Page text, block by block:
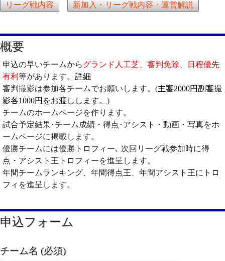
リーグ戦内容 新加入・リーグ戦内容・運営解説
概要
申込の早いチームからグランド人工芝、審判免除、日程優先
有利 等があります。 詳細
審判撮影は参加各チームでお願いします。(主審2000円副審撮
影各1000円をお渡しします。 )
チームのホームページを作ります。
試合予定結果･チーム成績・得点･アシスト・動画・写真をホ
ームページに掲載します。
優勝チームには優勝トロフィー､ 次回リーグ戦参加時に得
点・アシスト王トロフィーを進呈します。
年間チームランキング、年間得点王、年間アシスト王にトロ
フィを進呈します。
申込フォーム
チーム名 (必須)